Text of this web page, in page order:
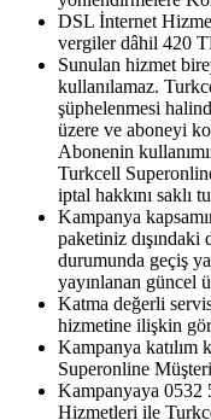
DSL İnternet
vergiler dâhil 420
Sunulan hizmet
kullanılamaz.
şüphelenmesi
üzere ve aboneyi
Abonenin
Turkcell
iptal hakkını saklı
Kampanya
paketiniz dışındaki
durumunda geçiş
yayınlanan güncel
Katma değerli
hizmetine ilişkin
Kampanya katılım
Superonline
Kampanyaya 0532
Hizmetleri ile